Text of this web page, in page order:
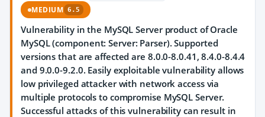
MEDIUM 6.5
Vulnerability in the MySQL Server product of Oracle
MySQL (component: Server: Parser). Supported
versions that are affected are 8.0.0-8.0.41, 8.4.0-8.4.4
and 9.0.0-9.2.0. Easily exploitable vulnerability allows
low privileged attacker with network access via
multiple protocols to compromise MySQL Server.
Successful attacks of this vulnerability can result in